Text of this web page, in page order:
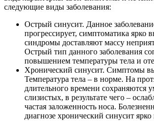
следующие виды заболевания:
Острый синусит. Данное
прогрессирует, симптоматика ярко
синдромы доставляют массу
Острый тип данного заболевания
повышением температуры тела и
Хронический синусит. Симптомы
Температура тела – в норме. На
длительного времени сохраняются
слизистых, в результате чего –
частая заложенность носа.
диагнозе хронический синусит